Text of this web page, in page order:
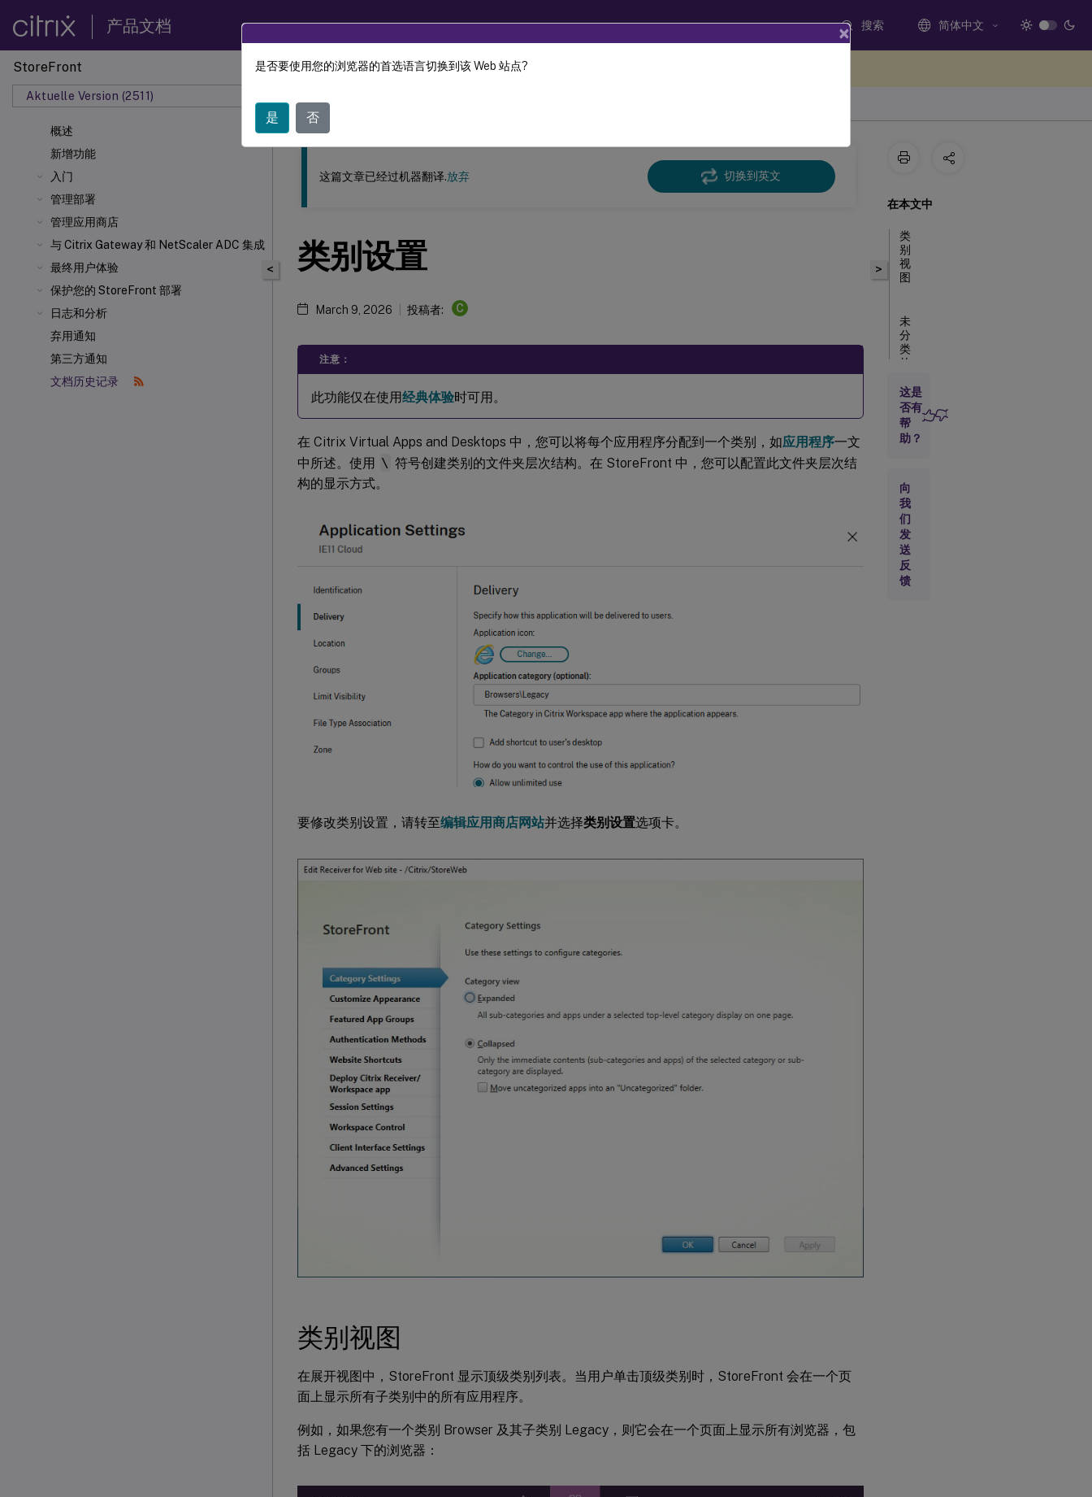
产品文档 搜索 简体中文
StoreFront
Aktuelle Version (2511)
概述
新增功能
入门
管理部署
管理应用商店
与 Citrix Gateway 和 NetScaler ADC 集成
最终用户体验
保护您的 StoreFront 部署
日志和分析
弃用通知
第三方通知
文档历史记录
此内容已经过机器动态翻译。
<
这篇文章已经过机器翻译.放弃 切换到英文
类别设置
March 9, 2026 投稿者: C
注意：
此功能仅在使用经典体验时可用。
在 Citrix Virtual Apps and Desktops 中，您可以将每个应用程序分配到一个类别，如应用程序一文
中所述。使用 \ 符号创建类别的文件夹层次结构。在 StoreFront 中，您可以配置此文件夹层次结
构的显示方式。
要修改类别设置，请转至编辑应用商店网站并选择类别设置选项卡。
类别视图
在展开视图中，StoreFront 显示顶级类别列表。当用户单击顶级类别时，StoreFront 会在一个页
面上显示所有子类别中的所有应用程序。
例如，如果您有一个类别 Browser 及其子类别 Legacy，则它会在一个页面上显示所有浏览器，包
括 Legacy 下的浏览器：
>
在本文中
类
别
视
图
未
分
类
的
用
程
序
类
别
视
图
配置类别设
置
这是
否有
帮
助？
向
我
们
发
送
反
馈
×
是否要使用您的浏览器的首选语言切换到该 Web 站点?
是 否